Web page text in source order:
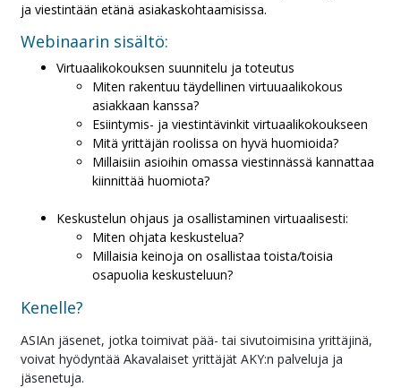
ja viestintään etänä asiakaskohtaamisissa.
Webinaarin sisältö:
Virtuaalikokouksen suunnitelu ja toteutus
Miten rakentuu täydellinen virtuuaalikokous
asiakkaan kanssa?
Esiintymis- ja viestintävinkit virtuaalikokoukseen
Mitä yrittäjän roolissa on hyvä huomioida?
Millaisiin asioihin omassa viestinnässä kannattaa
kiinnittää huomiota?
Keskustelun ohjaus ja osallistaminen virtuaalisesti:
Miten ohjata keskustelua?
Millaisia keinoja on osallistaa toista/toisia
osapuolia keskusteluun?
Kenelle?
ASIAn jäsenet, jotka toimivat pää- tai sivutoimisina yrittäjinä,
voivat hyödyntää Akavalaiset yrittäjät AKY:n palveluja ja
jäsenetuja.